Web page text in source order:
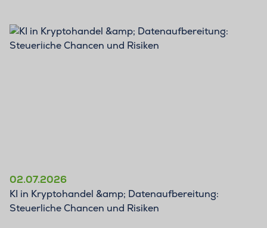
BLOG
02.07.2026
KI in Kryptohandel &amp; Datenaufbereitung:
Steuerliche Chancen und Risiken